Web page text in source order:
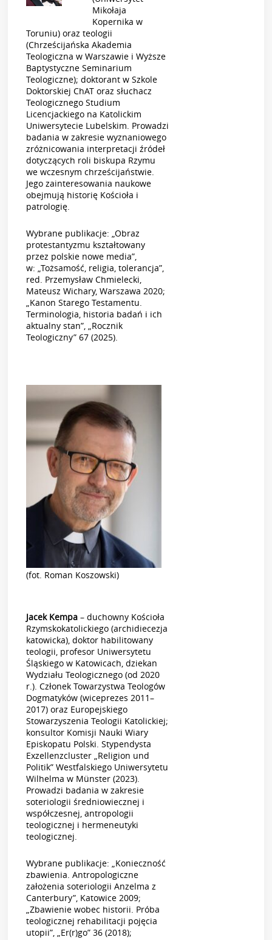
Mikołaja
Kopernika w
Toruniu) oraz teologii
(Chrześcijańska Akademia
Teologiczna w Warszawie i Wyższe
Baptystyczne Seminarium
Teologiczne); doktorant w Szkole
Doktorskiej ChAT oraz słuchacz
Teologicznego Studium
Licencjackiego na Katolickim
Uniwersytecie Lubelskim. Prowadzi
badania w zakresie wyznaniowego
zróżnicowania interpretacji źródeł
dotyczących roli biskupa Rzymu
we wczesnym chrześcijaństwie.
Jego zainteresowania naukowe
obejmują historię Kościoła i
patrologię.
Wybrane publikacje: „Obraz
protestantyzmu kształtowany
przez polskie nowe media”,
w: „Tożsamość, religia, tolerancja”,
red. Przemysław Chmielecki,
Mateusz Wichary, Warszawa 2020;
„Kanon Starego Testamentu.
Terminologia, historia badań i ich
aktualny stan”, „Rocznik
Teologiczny” 67 (2025).
(fot. Roman Koszowski)
Jacek Kempa – duchowny Kościoła
Rzymskokatolickiego (archidiecezja
katowicka), doktor habilitowany
teologii, profesor Uniwersytetu
Śląskiego w Katowicach, dziekan
Wydziału Teologicznego (od 2020
r.). Członek Towarzystwa Teologów
Dogmatyków (wiceprezes 2011–
2017) oraz Europejskiego
Stowarzyszenia Teologii Katolickiej;
konsultor Komisji Nauki Wiary
Episkopatu Polski. Stypendysta
Exzellenzcluster „Religion und
Politik” Westfalskiego Uniwersytetu
Wilhelma w Münster (2023).
Prowadzi badania w zakresie
soteriologii średniowiecznej i
współczesnej, antropologii
teologicznej i hermeneutyki
teologicznej.
Wybrane publikacje: „Konieczność
zbawienia. Antropologiczne
założenia soteriologii Anzelma z
Canterbury”, Katowice 2009;
„Zbawienie wobec historii. Próba
teologicznej rehabilitacji pojęcia
utopii”, „Er(r)go” 36 (2018);